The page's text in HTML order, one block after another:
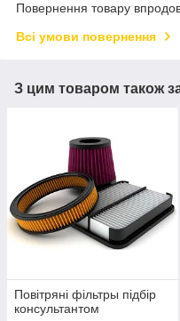
Повернення товару
Всі умови повернення
З цим товаром також
Повітряні фільтры підбір
консультантом